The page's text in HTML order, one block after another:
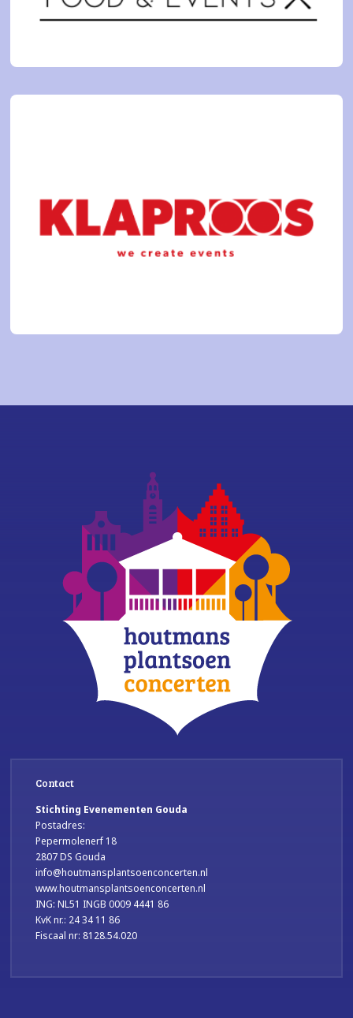
Contact
Stichting Evenementen Gouda
Postadres:
Pepermolenerf 18
2807 DS Gouda
info@houtmansplantsoenconcerten.nl
www.houtmansplantsoenconcerten.nl
ING: NL51 INGB 0009 4441 86
KvK nr.: 24 34 11 86
Fiscaal nr: 8128.54.020